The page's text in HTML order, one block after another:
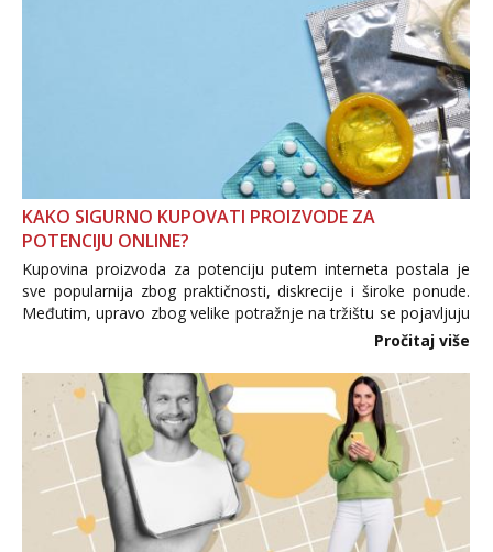
KAKO SIGURNO KUPOVATI PROIZVODE ZA
POTENCIJU ONLINE?
Kupovina proizvoda za potenciju putem interneta postala je
sve popularnija zbog praktičnosti, diskrecije i široke ponude.
Međutim, upravo zbog velike potražnje na tržištu se pojavljuju
i brojni krivotvoreni proizvodi, nepouzdane internetske
Pročitaj više